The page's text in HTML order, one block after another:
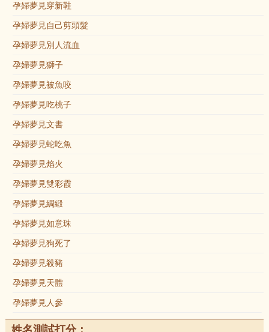
孕婦夢見穿新鞋
孕婦夢見自己剪頭髮
孕婦夢見別人流血
孕婦夢見獅子
孕婦夢見被魚咬
孕婦夢見吃桃子
孕婦夢見文書
孕婦夢見蛇吃魚
孕婦夢見焰火
孕婦夢見雙彩霞
孕婦夢見綢緞
孕婦夢見如意珠
孕婦夢見狗死了
孕婦夢見殺豬
孕婦夢見天體
孕婦夢見人參
姓名測試打分：